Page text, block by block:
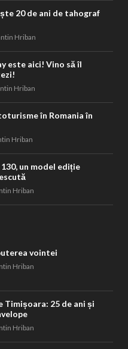
20 de ani de tahograf
Hriban
este aici! Vino să îl
Hriban
în Romania în
Hriban
un model ediție
Hriban
vointei
Hriban
Timișoara: 25 de ani și
Hriban